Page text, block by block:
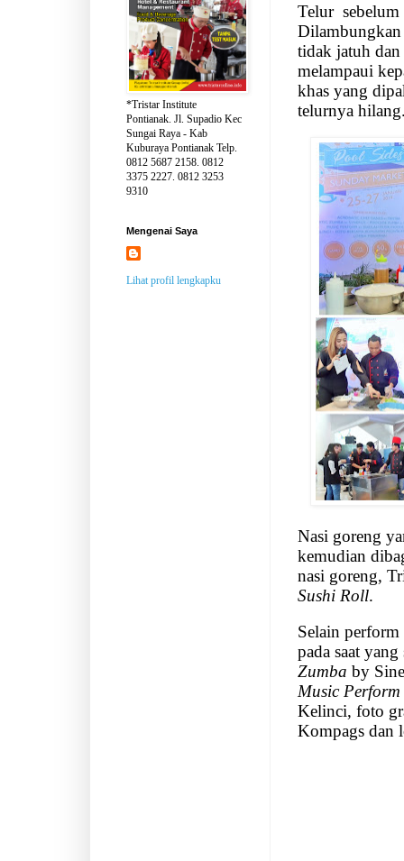
Telur
Dilambungkan
tidak jatuh
melampaui
khas yang
telurnya
Nasi goreng
kemudian
nasi goreng,
Sushi Roll.
Selain
pada saat
Zumba by
Music Perform
Kelinci, foto
Kompags dan
*Tristar Institute
Pontianak. Jl. Supadio Kec
Sungai Raya - Kab
Kuburaya Pontianak Telp.
0812 5687 2158. 0812
3375 2227. 0812 3253
9310
Mengenai Saya
Lihat profil lengkapku